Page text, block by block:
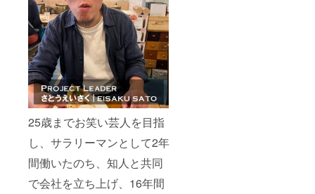
25歳までお笑い芸人を目指
し、サラリーマンとして2年
間働いたのち、知人と共同
で会社を立ち上げ、16年間